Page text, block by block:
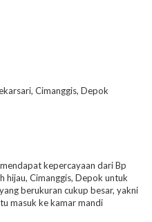
Cimanggis, Depok
kepercayaan dari Bp
hijau, Cimanggis, Depok untuk
berukuran cukup besar, yakni
masuk ke kamar mandi